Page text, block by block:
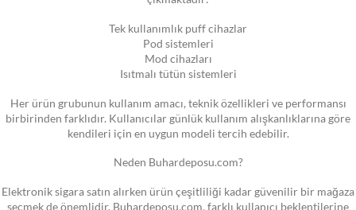
Tek kullanımlık puff cihazlar
Pod sistemleri
Mod cihazları
Isıtmalı tütün sistemleri
Her ürün grubunun kullanım amacı, teknik özellikleri ve performansı
birbirinden farklıdır. Kullanıcılar günlük kullanım alışkanlıklarına göre
kendileri için en uygun modeli tercih edebilir.
Neden Buhardeposu.com?
Elektronik sigara satın alırken ürün çeşitliliği kadar güvenilir bir mağaza
seçmek de önemlidir. Buhardeposu.com, farklı kullanıcı beklentilerine